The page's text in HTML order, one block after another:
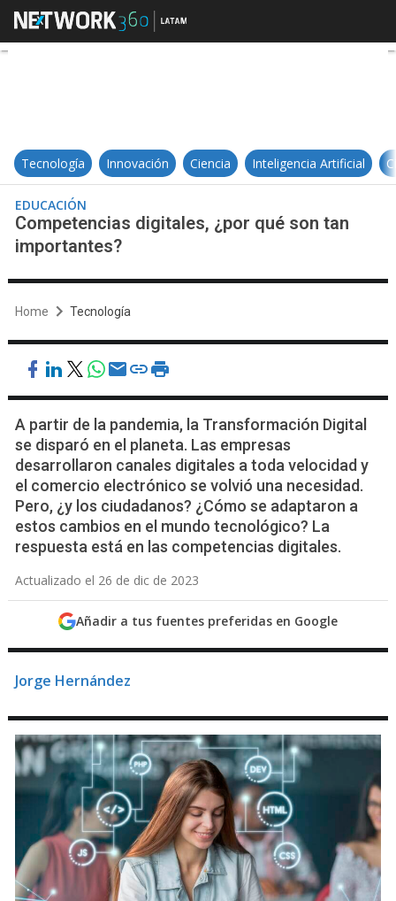
Competencias digitales, ¿por
Tecnología Innovación Ciencia Inteligencia Artificial
EDUCACIÓN
Competencias digitales, ¿por qué son tan
importantes?
Home Tecnología
A partir de la pandemia, la Transformación Digital
se disparó en el planeta. Las empresas
desarrollaron canales digitales a toda velocidad y
el comercio electrónico se volvió una necesidad.
Pero, ¿y los ciudadanos? ¿Cómo se adaptaron a
estos cambios en el mundo tecnológico? La
respuesta está en las competencias digitales.
Actualizado el 26 de dic de 2023
Añadir a tus fuentes preferidas en Google
Jorge Hernández